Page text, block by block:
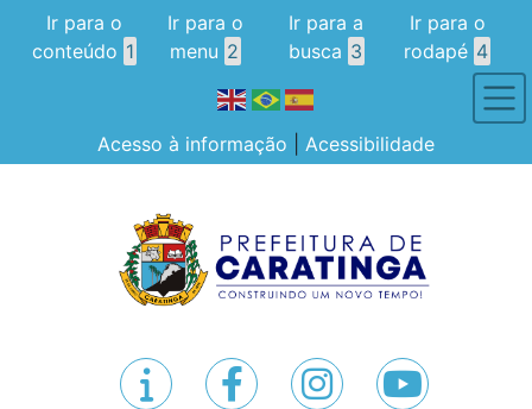
Ir para o
conteúdo 1
Ir para o
menu 2
Ir para a
busca 3
Ir para o
rodapé 4
Acesso à informação Acessibilidade